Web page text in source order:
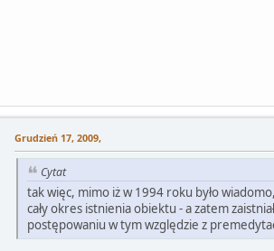
Grudzień 17, 2009,
Cytat
tak więc, mimo iż w 1994 roku było
cały okres istnienia obiektu - a zatem
postępowaniu w tym względzie z